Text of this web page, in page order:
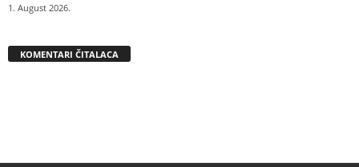
1. August 2026.
KOMENTARI ČITALACA